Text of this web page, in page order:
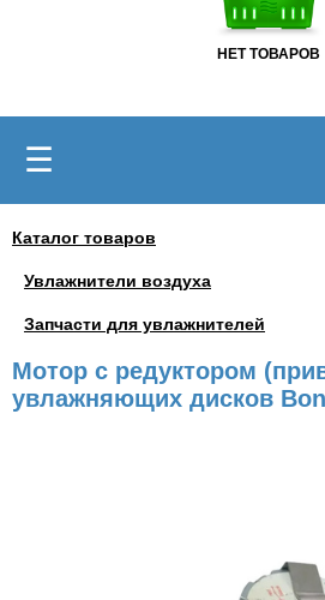
НЕТ ТОВАРОВ
☰
Каталог товаров
Увлажнители воздуха
Запчасти для увлажнителей
Мотор с редуктором
увлажняющих дисков